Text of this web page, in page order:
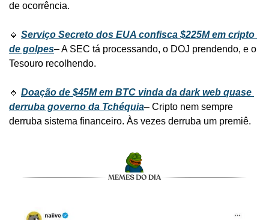
de ocorrência.
🔹 Serviço Secreto dos EUA confisca $225M em cripto
de golpes– A SEC tá processando, o DOJ prendendo, e o
Tesouro recolhendo.
🔹 Doação de $45M em BTC vinda da dark web quase
derruba governo da Tchéquia– Cripto nem sempre
derruba sistema financeiro. Às vezes derruba um premiê.